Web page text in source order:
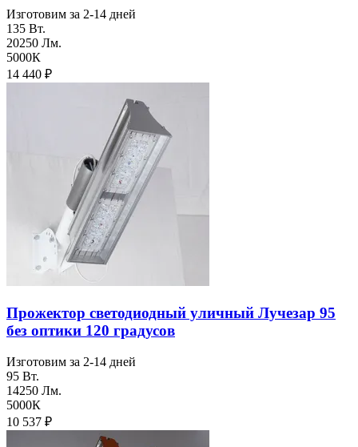
Изготовим за 2-14 дней
135 Вт.
20250 Лм.
5000К
14 440 ₽
Прожектор светодиодный уличный Лучезар 95
без оптики 120 градусов
Изготовим за 2-14 дней
95 Вт.
14250 Лм.
5000К
10 537 ₽